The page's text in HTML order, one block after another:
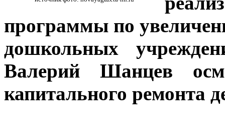
программы по
дошкольных
Валерий Шанцев
капитального ремонта